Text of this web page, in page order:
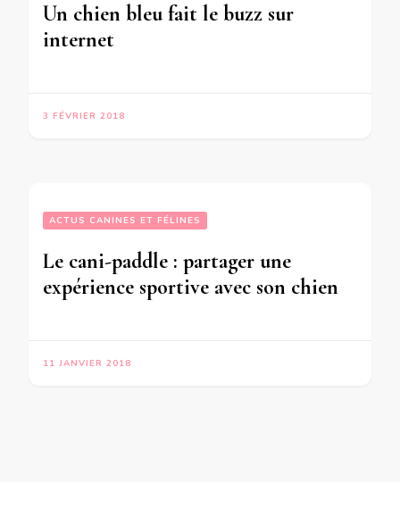
Un chien bleu fait le buzz sur
internet
3 FÉVRIER 2018
ACTUS CANINES ET FÉLINES
Le cani-paddle : partager une
expérience sportive avec son chien
11 JANVIER 2018